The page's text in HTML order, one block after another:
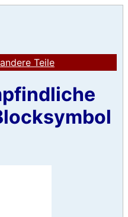
andere Teile